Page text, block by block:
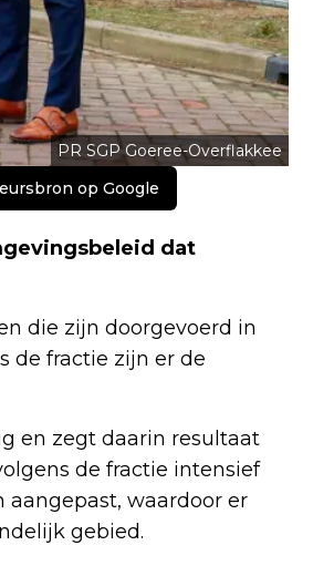
PR SGP Goeree-Overflakkee
op Google
dat
die zijn doorgevoerd in
de fractie zijn er de
en zegt daarin resultaat
de fractie intensief
waardoor er
gebied.